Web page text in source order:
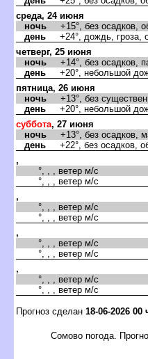
среда, 24 июня
ночь +15°, без осадков,
день +24°, дождь, гроза,
четверг, 25 июня
ночь +14°, без осадков,
день +20°, небольшой
пятница, 26 июня
ночь +13°, без
день +20°, небольшой
суббота, 27 июня
ночь +13°, без осадков,
день +22°, без осадков,
,
°, , , ветер м/с
°, , , ветер м/с
,
°, , , ветер м/с
°, , , ветер м/с
,
°, , , ветер м/с
°, , , ветер м/с
,
°, , , ветер м/с
°, , , ветер м/с
Прогноз сделан 18-06-2026 00
Сомово погода.